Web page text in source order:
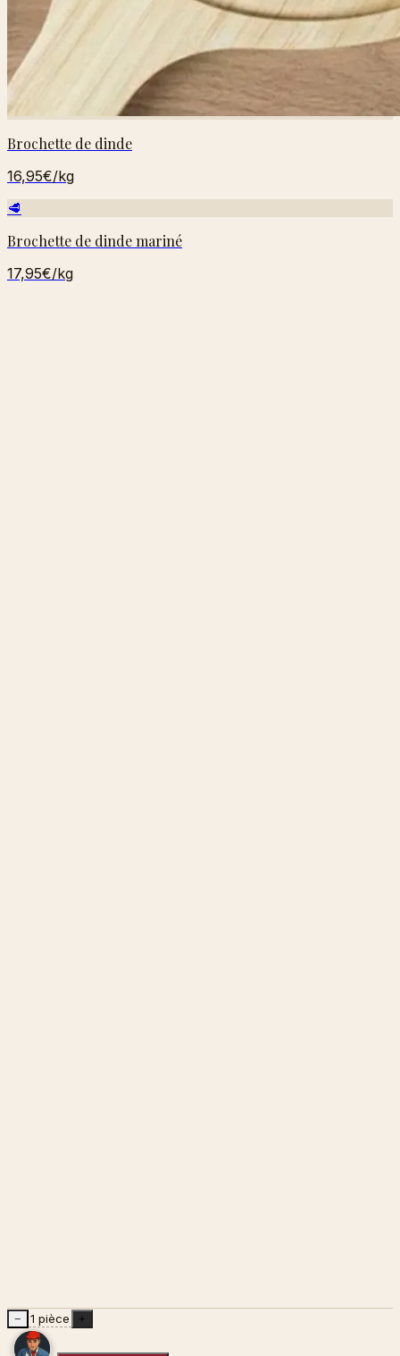
Brochette de dinde
16,95€/kg
🥩
Brochette de dinde mariné
17,95€/kg
− 1 pièce +